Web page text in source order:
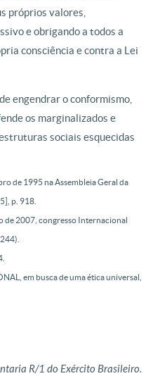
próprios valores,
e obrigando a todos a
consciência e contra a Lei
engendrar o conformismo,
os marginalizados e
sociais esquecidas
de 1995 na Assembleia Geral da
p. 918.
de 2007, congresso Internacional
em busca de uma ética universal,
R/1 do Exército Brasileiro.